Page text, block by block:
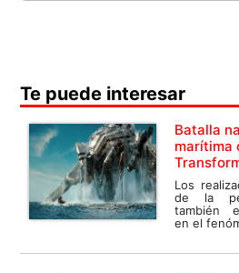
Te puede interesar
Batalla
marítima
Los
de la
también
en el